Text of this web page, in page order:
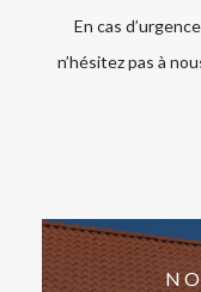
En cas
n’hésitez pas à